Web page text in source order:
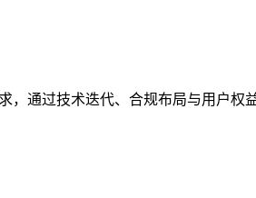
，通过技术迭代、合规布局与用户权